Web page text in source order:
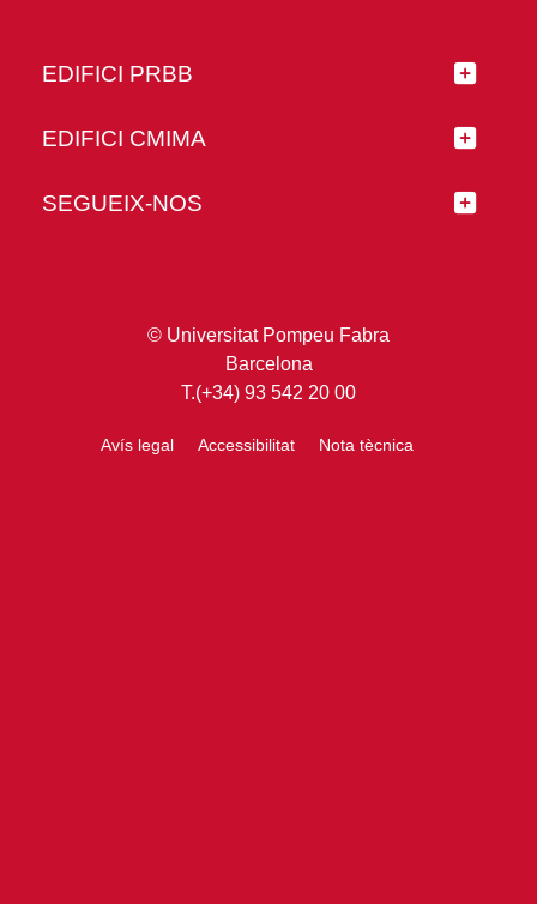
EDIFICI PRBB
EDIFICI CMIMA
SEGUEIX-NOS
© Universitat Pompeu Fabra
Barcelona
T.(+34) 93 542 20 00
Avís legal Accessibilitat Nota tècnica